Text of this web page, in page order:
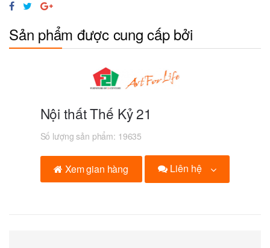
Sản phẩm được cung cấp bởi
Nội thất Thế Kỷ 21
Số lượng sản phẩm: 19635
Xem gian hàng Liên hệ